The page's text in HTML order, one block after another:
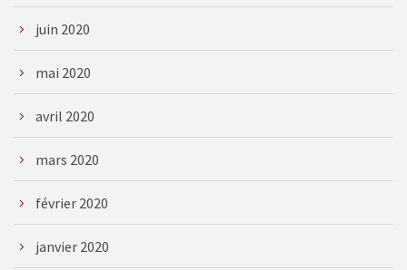
juin 2020
mai 2020
avril 2020
mars 2020
février 2020
janvier 2020